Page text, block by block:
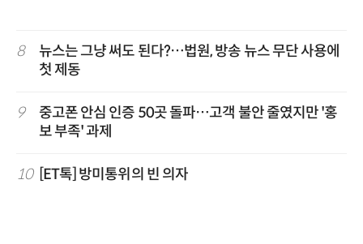
8
뉴스는 그냥 써도 된다?…법원, 방송 뉴스 무단 사용에
첫 제동
9
중고폰 안심 인증 50곳 돌파…고객 불안 줄였지만 '홍
보 부족' 과제
10 [ET톡] 방미통위의 빈 의자